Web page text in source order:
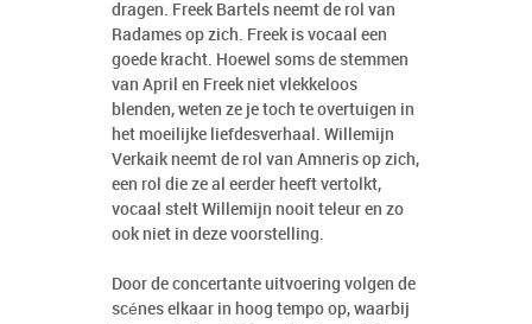
dragen. Freek Bartels neemt de rol van
Radames op zich. Freek is vocaal een
goede kracht. Hoewel soms de stemmen
van April en Freek niet vlekkeloos
blenden, weten ze je toch te overtuigen in
het moeilijke liefdesverhaal. Willemijn
Verkaik neemt de rol van Amneris op zich,
een rol die ze al eerder heeft vertolkt,
vocaal stelt Willemijn nooit teleur en zo
ook niet in deze voorstelling.
Door de concertante uitvoering volgen de
scénes elkaar in hoog tempo op, waarbij